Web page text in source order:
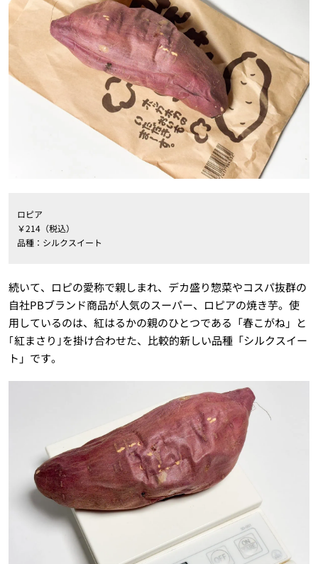
ロピア
￥214（税込）
品種：シルクスイート
続いて、ロピの愛称で親しまれ、デカ盛り惣菜やコスパ抜群の
自社PBブランド商品が人気のスーパー、ロピアの焼き芋。使
用しているのは、紅はるかの親のひとつである「春こがね」と
｢紅まさり｣を掛け合わせた、比較的新しい品種「シルクスイー
ト」です。